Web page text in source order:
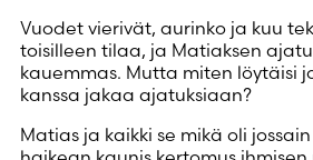
Vuodet vierivät, aurinko ja kuu
toisilleen tilaa, ja Matiaksen
kauemmas. Mutta miten löytäisi
kanssa jakaa ajatuksiaan?
Matias ja kaikki se mikä oli